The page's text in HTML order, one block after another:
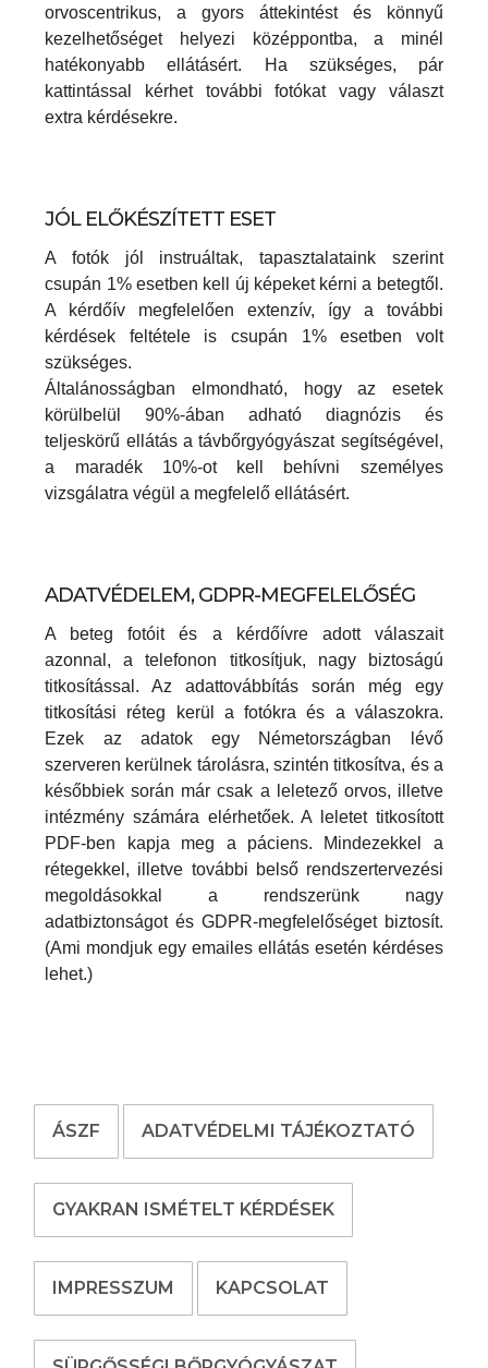
orvoscentrikus, a gyors áttekintést és könnyű
kezelhetőséget helyezi középpontba, a minél
hatékonyabb ellátásért. Ha szükséges, pár
kattintással kérhet további fotókat vagy választ
extra kérdésekre.
JÓL ELŐKÉSZÍTETT ESET
A fotók jól instruáltak, tapasztalataink szerint
csupán 1% esetben kell új képeket kérni a betegtől.
A kérdőív megfelelően extenzív, így a további
kérdések feltétele is csupán 1% esetben volt
szükséges.
Általánosságban elmondható, hogy az esetek
körülbelül 90%-ában adható diagnózis és
teljeskörű ellátás a távbőrgyógyászat segítségével,
a maradék 10%-ot kell behívni személyes
vizsgálatra végül a megfelelő ellátásért.
ADATVÉDELEM, GDPR-MEGFELELŐSÉG
A beteg fotóit és a kérdőívre adott válaszait
azonnal, a telefonon titkosítjuk, nagy biztoságú
titkosítással. Az adattovábbítás során még egy
titkosítási réteg kerül a fotókra és a válaszokra.
Ezek az adatok egy Németországban lévő
szerveren kerülnek tárolásra, szintén titkosítva, és a
későbbiek során már csak a leletező orvos, illetve
intézmény számára elérhetőek. A leletet titkosított
PDF-ben kapja meg a páciens. Mindezekkel a
rétegekkel, illetve további belső rendszertervezési
megoldásokkal a rendszerünk nagy
adatbiztonságot és GDPR-megfelelőséget biztosít.
(Ami mondjuk egy emailes ellátás esetén kérdéses
lehet.)
ÁSZF ADATVÉDELMI TÁJÉKOZTATÓ
GYAKRAN ISMÉTELT KÉRDÉSEK
IMPRESSZUM KAPCSOLAT